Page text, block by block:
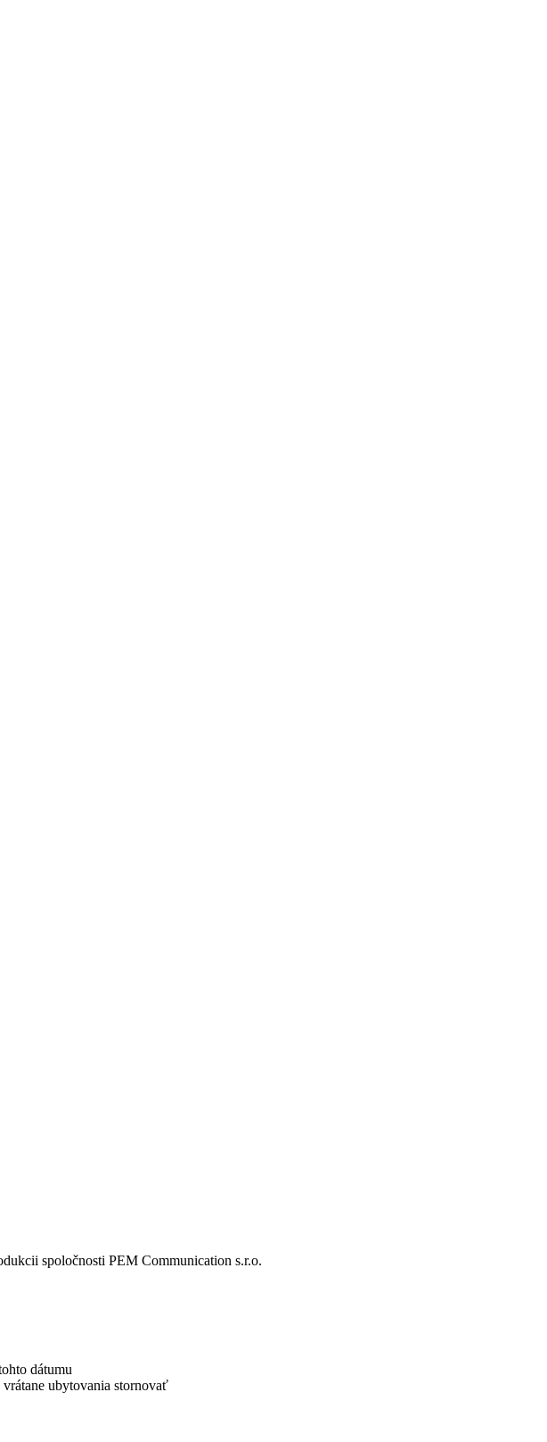
spoločnosti PEM Communication s.r.o.
dátumu
ubytovania stornovať